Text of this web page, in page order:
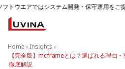
ム開発・保守運用をご提供しています。
Home»Insights»
【完全版】mcframeとは？選ばれる理由
徹底解説